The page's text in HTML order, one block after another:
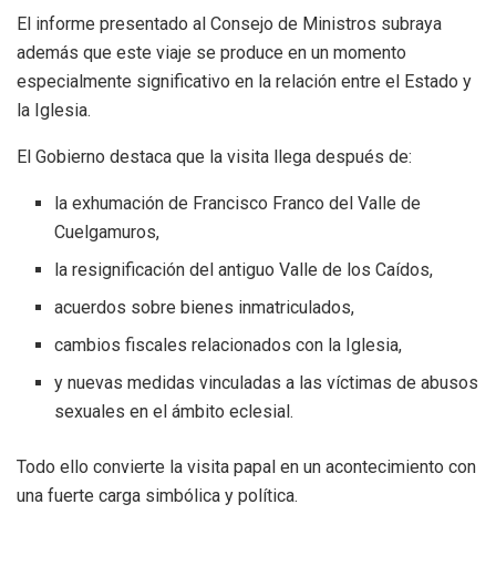
El informe presentado al Consejo de Ministros subraya
además que este viaje se produce en un momento
especialmente significativo en la relación entre el Estado y
la Iglesia.
El Gobierno destaca que la visita llega después de:
la exhumación de Francisco Franco del Valle de
Cuelgamuros,
la resignificación del antiguo Valle de los Caídos,
acuerdos sobre bienes inmatriculados,
cambios fiscales relacionados con la Iglesia,
y nuevas medidas vinculadas a las víctimas de abusos
sexuales en el ámbito eclesial.
Todo ello convierte la visita papal en un acontecimiento con
una fuerte carga simbólica y política.